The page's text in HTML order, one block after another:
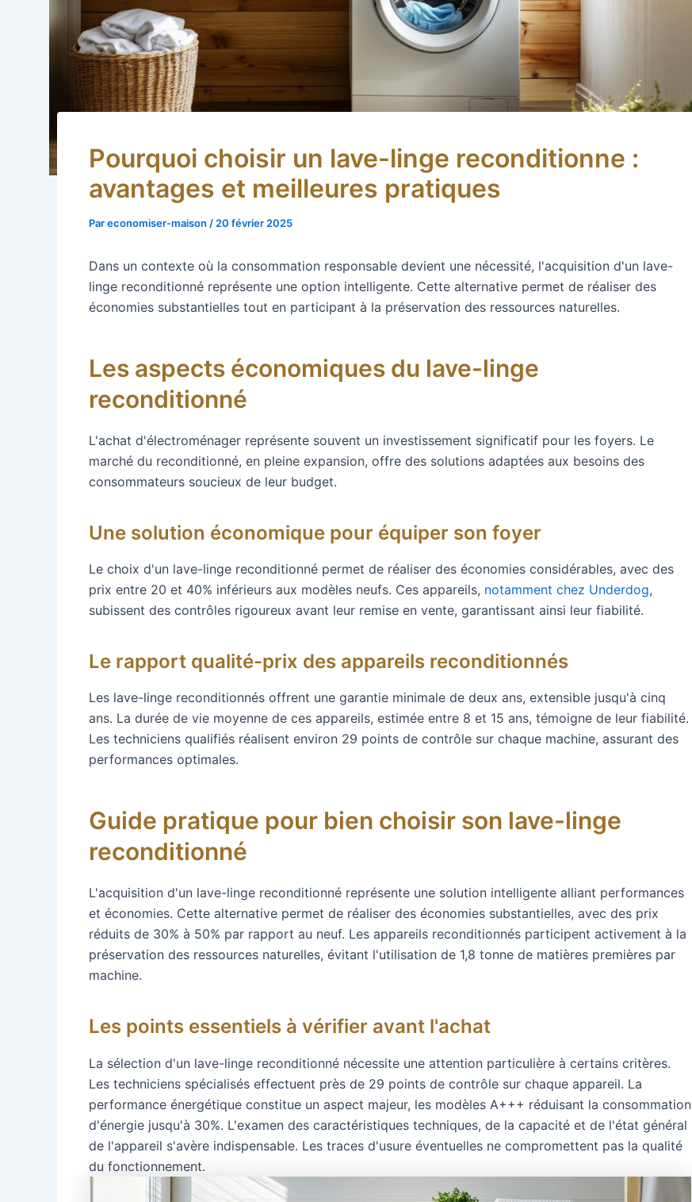
Pourquoi choisir un lave-linge reconditionne :
avantages et meilleures pratiques
Pareconomiser-maison / 20 février 2025
Dans un contexte où la consommation responsable devient une nécessité, l'acquisition d'un lave-
linge reconditionné représente une option intelligente. Cette alternative permet de réaliser des
économies substantielles tout en participant à la préservation des ressources naturelles.
Les aspects économiques du lave-linge
reconditionné
L'achat d'électroménager représente souvent un investissement significatif pour les foyers. Le
marché du reconditionné, en pleine expansion, offre des solutions adaptées aux besoins des
consommateurs soucieux de leur budget.
Une solution économique pour équiper son foyer
Le choix d'un lave-linge reconditionné permet de réaliser des économies considérables, avec des
prix entre 20 et 40% inférieurs aux modèles neufs. Ces appareils, notamment chez Underdog,
subissent des contrôles rigoureux avant leur remise en vente, garantissant ainsi leur fiabilité.
Le rapport qualité-prix des appareils reconditionnés
Les lave-linge reconditionnés offrent une garantie minimale de deux ans, extensible jusqu'à cinq
ans. La durée de vie moyenne de ces appareils, estimée entre 8 et 15 ans, témoigne de leur fiabilité.
Les techniciens qualifiés réalisent environ 29 points de contrôle sur chaque machine, assurant des
performances optimales.
Guide pratique pour bien choisir son lave-linge
reconditionné
L'acquisition d'un lave-linge reconditionné représente une solution intelligente alliant performances
et économies. Cette alternative permet de réaliser des économies substantielles, avec des prix
réduits de 30% à 50% par rapport au neuf. Les appareils reconditionnés participent activement à la
préservation des ressources naturelles, évitant l'utilisation de 1,8 tonne de matières premières par
machine.
Les points essentiels à vérifier avant l'achat
La sélection d'un lave-linge reconditionné nécessite une attention particulière à certains critères.
Les techniciens spécialisés effectuent près de 29 points de contrôle sur chaque appareil. La
performance énergétique constitue un aspect majeur, les modèles A+++ réduisant la consommation
d'énergie jusqu'à 30%. L'examen des caractéristiques techniques, de la capacité et de l'état général
de l'appareil s'avère indispensable. Les traces d'usure éventuelles ne compromettent pas la qualité
du fonctionnement.